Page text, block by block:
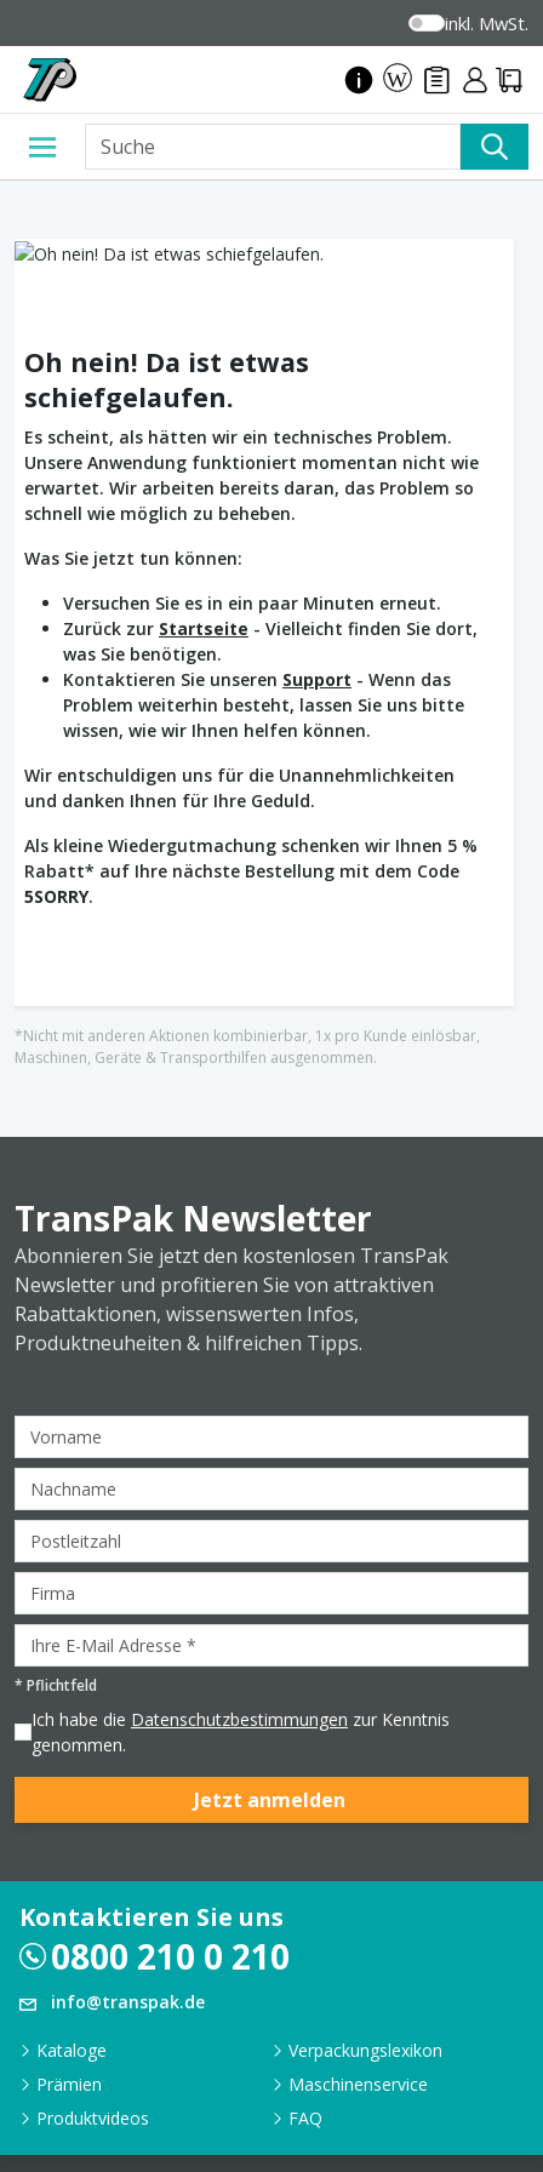
inkl. MwSt.
Oh nein! Da ist etwas
schiefgelaufen.
Es scheint, als hätten wir ein technisches Problem.
Unsere Anwendung funktioniert momentan nicht wie
erwartet. Wir arbeiten bereits daran, das Problem so
schnell wie möglich zu beheben.
Was Sie jetzt tun können:
Versuchen Sie es in ein paar Minuten erneut.
Zurück zur Startseite - Vielleicht finden Sie dort,
was Sie benötigen.
Kontaktieren Sie unseren Support - Wenn das
Problem weiterhin besteht, lassen Sie uns bitte
wissen, wie wir Ihnen helfen können.
Wir entschuldigen uns für die Unannehmlichkeiten
und danken Ihnen für Ihre Geduld.
Als kleine Wiedergutmachung schenken wir Ihnen 5 %
Rabatt* auf Ihre nächste Bestellung mit dem Code
5SORRY.
*Nicht mit anderen Aktionen kombinierbar, 1x pro Kunde einlösbar,
Maschinen, Geräte & Transporthilfen ausgenommen.
TransPak Newsletter
Abonnieren Sie jetzt den kostenlosen TransPak
Newsletter und profitieren Sie von attraktiven
Rabattaktionen, wissenswerten Infos,
Produktneuheiten & hilfreichen Tipps.
* Pflichtfeld
Ich habe die Datenschutzbestimmungen zur Kenntnis
genommen.
Jetzt anmelden
Kontaktieren Sie uns
0800 210 0 210
info@transpak.de
Kataloge
Verpackungslexikon
Prämien
Maschinenservice
Produktvideos
FAQ